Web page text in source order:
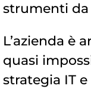
strumenti da
L’azienda è
quasi
strategia IT e